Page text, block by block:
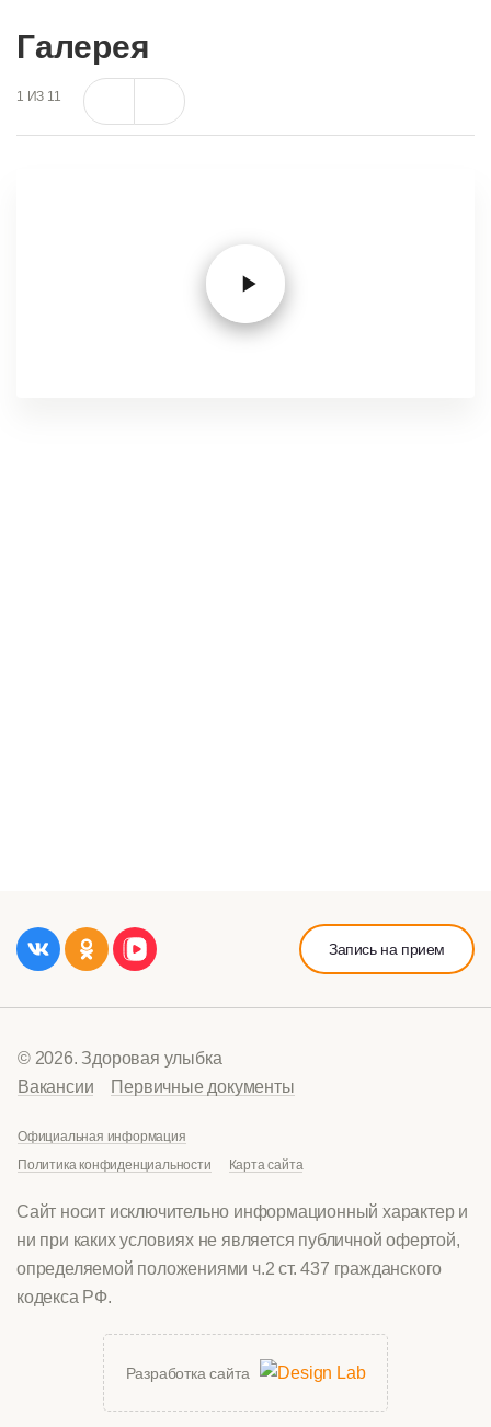
Галерея
1 ИЗ 11
Запись на прием
© 2026. Здоровая улыбка
Вакансии
Первичные документы
Официальная информация
Политика конфиденциальности
Карта сайта
Сайт носит исключительно информационный характер и
ни при каких условиях не является публичной офертой,
определяемой положениями ч.2 ст. 437 гражданского
кодекса РФ.
Разработка сайта